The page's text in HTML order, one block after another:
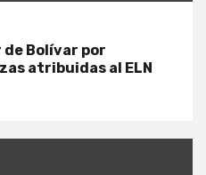
de Bolívar por
atribuidas al ELN